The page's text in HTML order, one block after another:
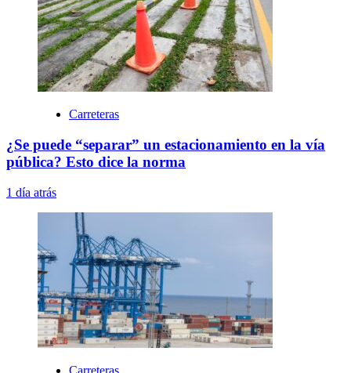
Carreteras
¿Se puede “separar” un estacionamiento en la vía
pública? Esto dice la norma
1 día atrás
Carreteras